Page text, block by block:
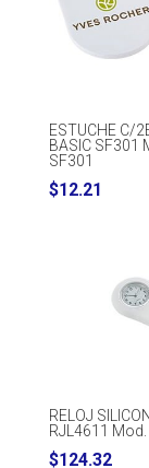
ESTUCHE C/
BASIC SF301
SF301
$12.21
RELOJ
RJL4611 Mod.
$124.32